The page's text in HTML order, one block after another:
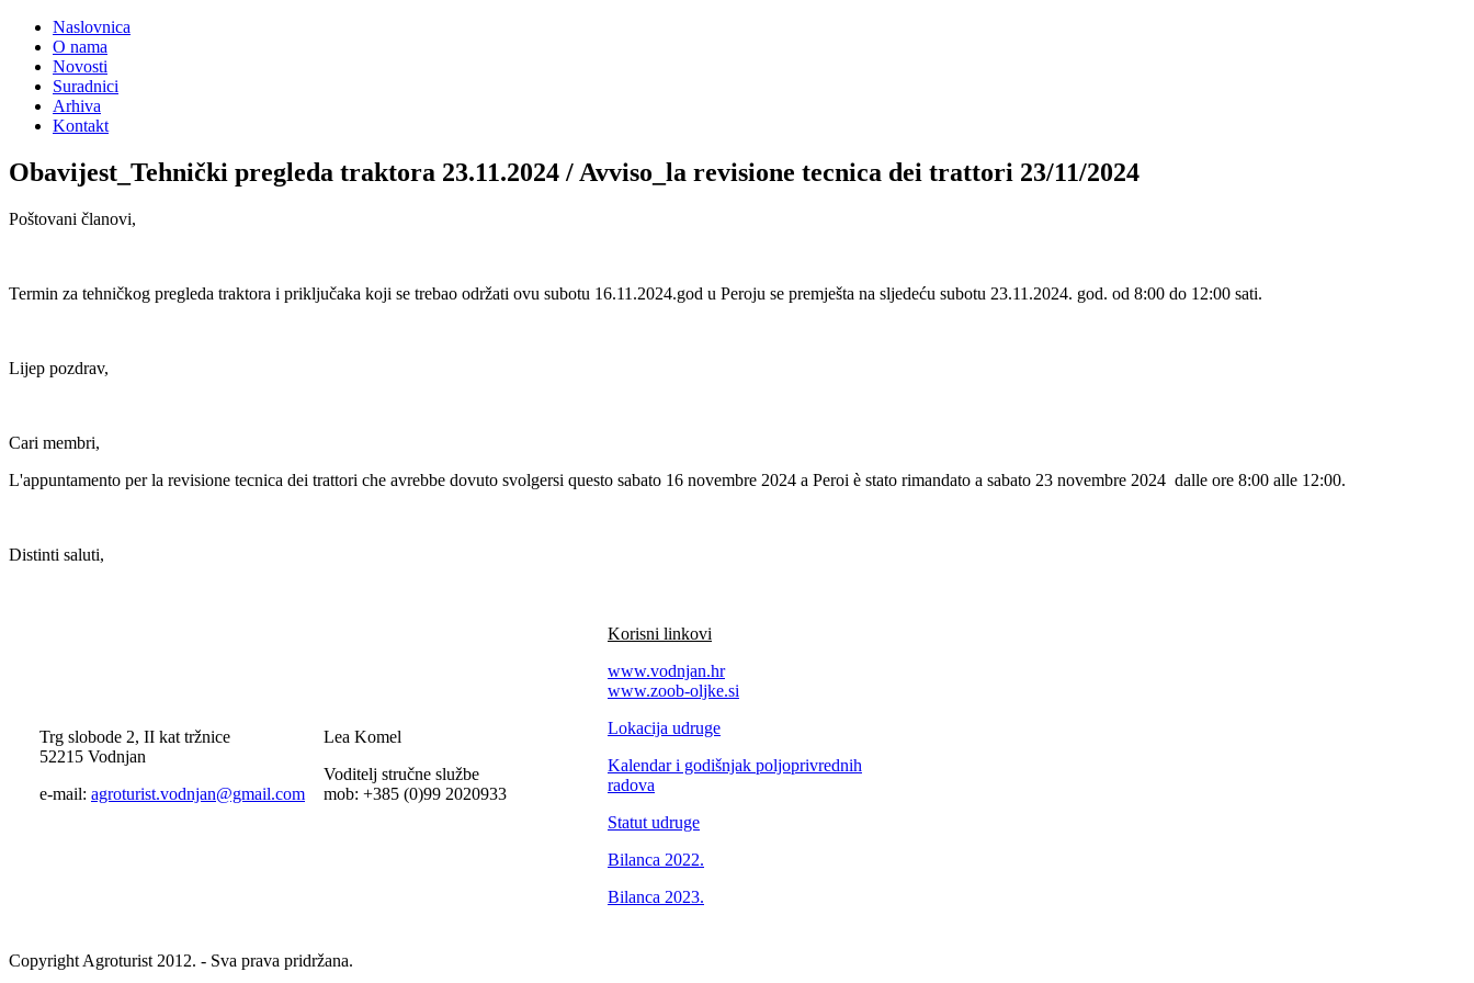
Naslovnica
O nama
Novosti
Suradnici
Arhiva
Kontakt
Obavijest_Tehnički pregleda traktora 23.11.2024 / Avviso_la revisione tecnica dei trattori 23/11/2024
Poštovani članovi,
Termin za tehničkog pregleda traktora i priključaka koji se trebao održati ovu subotu 16.11.2024.god u Peroju se premješta na sljedeću subotu 23.11.2024. god. od 8:00 do 12:00 sati.
Lijep pozdrav,
Cari membri,
L'appuntamento per la revisione tecnica dei trattori che avrebbe dovuto svolgersi questo sabato 16 novembre 2024 a Peroi è stato rimandato a sabato 23 novembre 2024 dalle ore 8:00 alle 12:00.
Distinti saluti,
Trg slobode 2, II kat tržnice
52215 Vodnjan
e-mail: agroturist.vodnjan@gmail.com
Lea Komel
Voditelj stručne službe
mob: +385 (0)99 2020933
Korisni linkovi
www.vodnjan.hr
www.zoob-oljke.si
Lokacija udruge
Kalendar i godišnjak poljoprivrednih
radova
Statut udruge
Bilanca 2022.
Bilanca 2023.
Copyright Agroturist 2012. - Sva prava pridržana.